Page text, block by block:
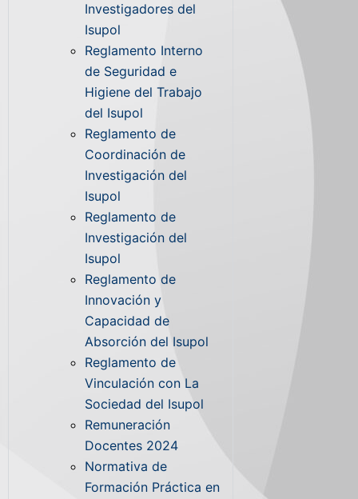
Investigadores del
Isupol
Reglamento Interno
de Seguridad e
Higiene del Trabajo
del Isupol
Reglamento de
Coordinación de
Investigación del
Isupol
Reglamento de
Investigación del
Isupol
Reglamento de
Innovación y
Capacidad de
Absorción del Isupol
Reglamento de
Vinculación con La
Sociedad del Isupol
Remuneración
Docentes 2024
Normativa de
Formación Práctica en